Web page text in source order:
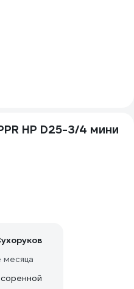
НР D25-3/4 мини
месяца